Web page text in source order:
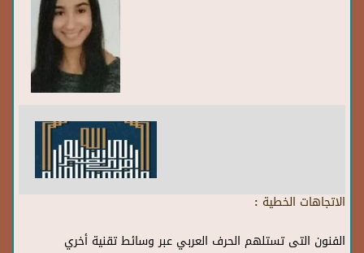
الاتجاهات الخطية :
الفنون التى تستلهم الحرف العربي عبر وسائط تقنية أخري